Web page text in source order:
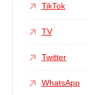
TikTok
TV
Twitter
WhatsApp